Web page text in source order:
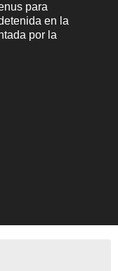
para
en la
por la